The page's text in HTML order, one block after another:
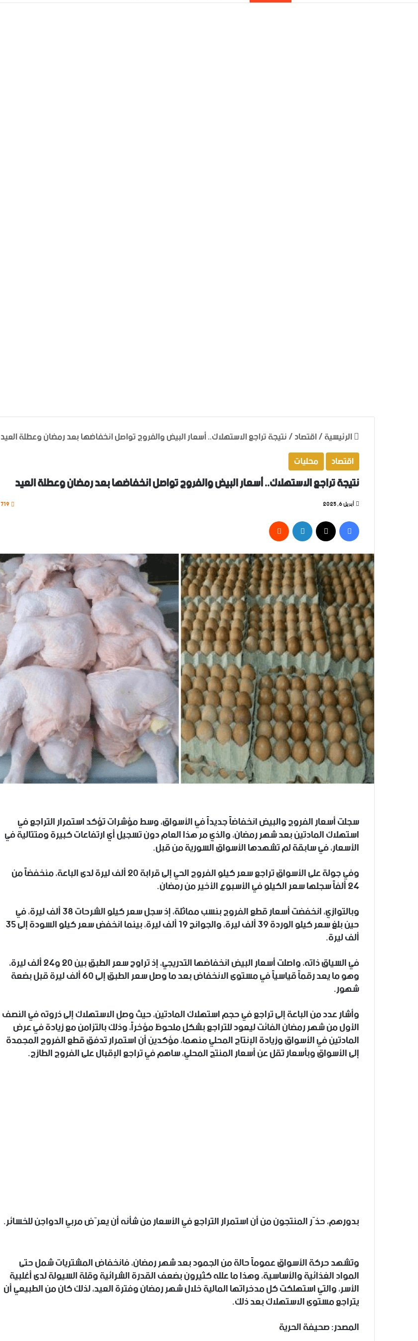
الرئيسية/اقتصاد/نتيجة تراجع الاستهلاك.. أسعار البيض والفروج تواصل انخفاضها بعد رمضان وعطلة العيد
اقتصاد
محليات
نتيجة تراجع الاستهلاك.. أسعار البيض والفروج تواصل انخفاضها بعد رمضان وعطلة العيد
أبريل 6, 2025 719
فيسبوك‫X لينكدإن
سجلت أسعار الفروج والبيض انخفاضاً جديداً في الأسواق، وسط مؤشرات تؤكد استمرار التراجع في
استهلاك المادتين بعد شهر رمضان، والذي مر هذا العام دون تسجيل أي ارتفاعات كبيرة ومتتالية في
الأسعار، في سابقة لم تشهدها الأسواق السورية من قبل.
وفي جولة على الأسواق تراجع سعر كيلو الفروج الحي إلى قرابة ٢٠ ألف ليرة لدى الباعة، منخفضاً من
٢٤ ألفاً سجلها سعر الكيلو في الأسبوع الأخير من رمضان.
وبالتوازي، انخفضت أسعار قطع الفروج بنسب مماثلة، إذ سجل سعر كيلو الشرحات ٣٨ ألف ليرة، في
حين بلغ سعر كيلو الوردة ٣٩ ألف ليرة، والجوانح ١٩ ألف ليرة، بينما انخفض سعر كيلو السودة إلى ٣٥
ألف ليرة.
في السياق ذاته، واصلت أسعار البيض انخفاضها التدريجي، إذ تراوح سعر الطبق بين ٢٠ و٢٤ ألف ليرة،
وهو ما يعد رقماً قياسياً في مستوى الانخفاض بعد ما وصل سعر الطبق إلى ٦٠ ألف ليرة قبل بضعة
شهور.
وأشار عدد من الباعة إلى تراجع في حجم استهلاك المادتين، حيث وصل الاستهلاك إلى ذروته في النصف
الأول من شهر رمضان الفائت ليعود للتراجع بشكل ملحوظ مؤخراً، وذلك بالتزامن مع زيادة في عرض
المادتين في الأسواق وزيادة الإنتاج المحلي منهما، مؤكدين أن استمرار تدفق قطع الفروج المجمدة
إلى الأسواق وبأسعار تقل عن أسعار المنتج المحلي، ساهم في تراجع الإقبال على الفروج الطازج.
بدورهم، حذّر المنتجون من أن استمرار التراجع في الأسعار من شأنه أن يعرّض مربي الدواجن للخسائر.
وتشهد حركة الأسواق عموماً حالة من الجمود بعد شهر رمضان، فانخفاض المشتريات شمل حتى
المواد الغذائية والأساسية، وهذا ما علله كثيرون بضعف القدرة الشرائية وقلة السيولة لدى أغلبية
الأسر، والتي استهلكت كل مدخراتها المالية خلال شهر رمضان وفترة العيد، لذلك كان من الطبيعي أن
يتراجع مستوى الاستهلاك بعد ذلك.
المصدر: صحيفة الحرية